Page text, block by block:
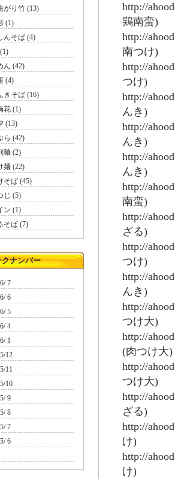
がり竹 (13)
(1)
んそば (4)
ん (42)
(4)
きそば (16)
花 (1)
(13)
ら (42)
麺 (2)
麺 (22)
そば (45)
じ (5)
ン (1)
そば (7)
クナンバー
7
6
5
4
1
12
11
10
9
8
7
6
http://
鶏南蛮)
http://
南つけ)
http://
つけ)
http://
んき)
http://
んき)
http://
んき)
http://
南蛮)
http://
ざる)
http://
つけ)
http://
んき)
http://
つけ大)
http://
(肉つけ大)
http://
つけ大)
http://
ざる)
http://
け)
http://
け)